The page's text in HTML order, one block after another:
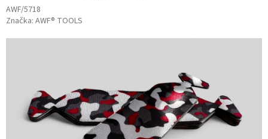
AWF/5718
Značka: AWF® TOOLS